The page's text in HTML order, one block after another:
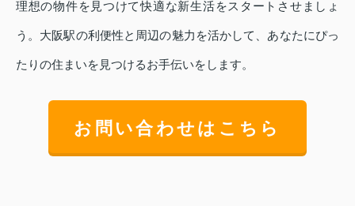
理想の物件を見つけて快適な新生活をスタートさせましょ
う。大阪駅の利便性と周辺の魅力を活かして、あなたにぴっ
たりの住まいを見つけるお手伝いをします。
お問い合わせはこちら